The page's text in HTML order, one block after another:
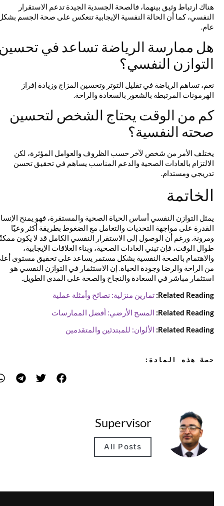
هناك ارتباط وثيق بينهما، فالصحة الجسدية الجيدة تدعم الاستقرار
النفسي، كما أن الحالة النفسية الإيجابية تنعكس على صحة الجسم بشكل
عام.
هل ممارسة الرياضة تساعد في تحسين
التوازن النفسي؟
نعم، تساهم الرياضة في تقليل التوتر وتحسين المزاج وزيادة إفراز
الهرمونات المرتبطة بالشعور بالسعادة والراحة.
كم من الوقت يحتاج الشخص لتحسين
صحته النفسية؟
يختلف الأمر من شخص لآخر حسب الظروف والعوامل المؤثرة، لكن
الالتزام بالعادات الصحية والدعم المناسب يساهم في تحقيق تحسن
تدريجي ومستدام.
الخاتمة
يمثل التوازن النفسي أساس الحياة الصحية والمستقرة، فهو يمنح الإنسان
القدرة على مواجهة التحديات والتعامل مع الضغوط بطريقة أكثر وعيًا
ومرونة. ورغم أن الوصول إلى الاستقرار النفسي الكامل قد لا يكون ممكنًا
طوال الوقت، فإن تبني العادات الصحية، وبناء العلاقات الإيجابية،
والاهتمام بالصحة النفسية بشكل مستمر يساعد على تحقيق مستوى أعلى
من الراحة والرضا وجودة الحياة. إن الاستثمار في التوازن النفسي هو
استثمار مباشر في السعادة والنجاح والصحة على المدى الطويل.
Related Reading: تمارين منزلية: نصائح وأمثلة عملية
Related Reading: المسح الأرضي: أفضل الممارسات
Related Reading: الألوان: للمبتدئين والمتقدمين
حصة هذه المادة:
Supervisor
All Posts